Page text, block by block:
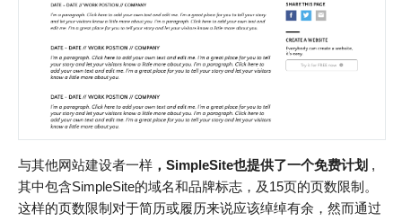
与其他网站建设者一样 ，SimpleSite也提供了一个免费计划 ,
其中包含SimpleSite的域名和品牌标志，及15页的页数限制。
这样的页数限制对于简历或履历来说应该绰绰有余，然而通过